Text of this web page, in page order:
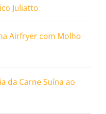
Juliatto
Airfryer com Molho
da Carne Suína ao